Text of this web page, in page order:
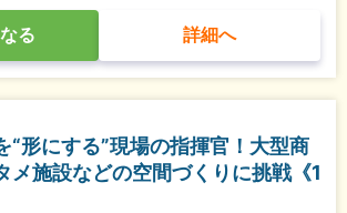
る 詳細へ
“形にする”現場の指揮官！大型商
メ施設などの空間づくりに挑戦《1